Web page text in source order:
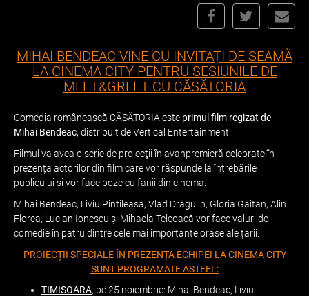
MIHAI BENDEAC VINE CU INVITAȚI DE SEAMĂ
LA CINEMA CITY PENTRU SESIUNILE DE
MEET&GREET CU CĂSĂTORIA
Comedia românească CĂSĂTORIA este primul film regizat de
Mihai Bendeac, distribuit de Vertical Entertainment.
Filmul va avea o serie de proiecţii în avanpremieră celebrate în
prezența actorilor din film care vor răspunde la întrebările
publicului și vor face poze cu fanii din cinema.
Mihai Bendeac, Liviu Pintileasa, Vlad Drăgulin, Gloria Găitan, Alin
Florea, Lucian Ionescu și Mihaela Teleoacă vor face valuri de
comedie în patru dintre cele mai importante orașe ale țării.
PROIECȚII SPECIALE ÎN PREZENȚA ECHIPEI LA CINEMA CITY
SUNT PROGRAMATE ASTFEL:
TIMISOARA, pe 25 noiembrie: Mihai Bendeac, Liviu